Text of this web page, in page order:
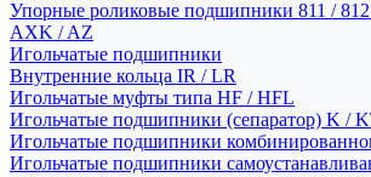
Упорные роликовые подшипники 811 /
AXK / AZ
Игольчатые подшипники
Внутренние кольца IR / LR
Игольчатые муфты типа HF / HFL
Игольчатые подшипники (сепаратор) K /
Игольчатые подшипники
Игольчатые подшипники